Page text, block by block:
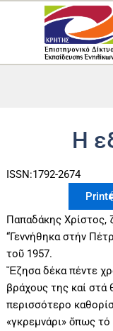
Μετάβαση
περιεχόμενο
Η
ISSN:1792-2674
Παπαδάκης Χρίστος,
“Γεννήθηκα στήν
τοῦ 1957.
Ἔζησα δέκα πέντε
βράχους της καί στά
περισσότερο
«γκρεμνάρι» ὄπως